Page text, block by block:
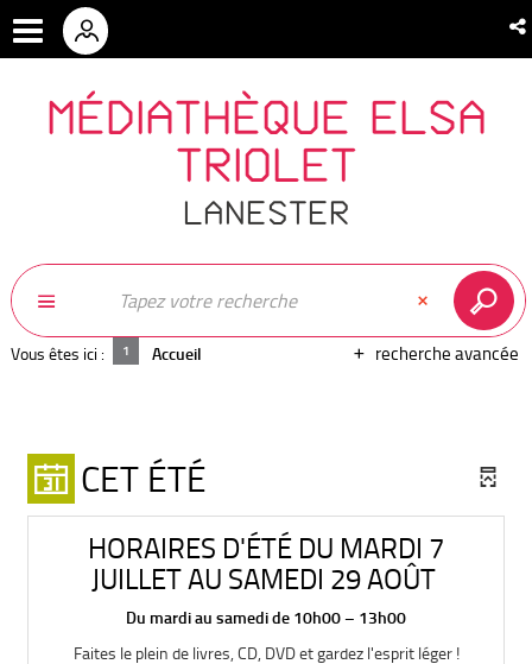
MÉDIATHÈQUE ELSA
TRIOLET
LANESTER
recherche avancée
Vous êtes ici : Accueil
CET ÉTÉ
HORAIRES D'ÉTÉ DU MARDI 7
JUILLET AU SAMEDI 29 AOÛT
Du mardi au samedi de 10h00 – 13h00
Faites le plein de livres, CD, DVD et gardez l'esprit léger !